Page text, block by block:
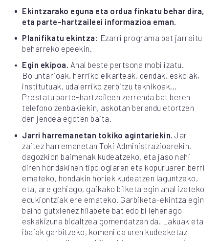
Ekintzarako eguna eta ordua finkatu behar dira,
eta parte-hartzaileei informazioa eman.
Planifikatu ekintza: Ezarri programa bat jarraitu
beharreko epeekin.
Egin ekipoa. Ahal beste pertsona mobilizatu.
Boluntarioak, herriko elkarteak, dendak, eskolak,
institutuak, udalerriko zerbitzu teknikoak...
Prestatu parte-hartzaileen zerrenda bat beren
telefono zenbakiekin, askotan berandu etortzen
den jendea egoten baita.
Jarri harremanetan tokiko agintariekin. Jar
zaitez harremanetan Toki Administrazioarekin,
dagozkion baimenak kudeatzeko, eta jaso nahi
diren hondakinen tipologiaren eta kopuruaren berri
emateko, hondakin horiek kudeatzen laguntzeko,
eta, are gehiago, gaikako bilketa egin ahal izateko
edukiontziak ere emateko. Garbiketa-ekintza egin
baino gutxienez hilabete bat edo bi lehenago
eskakizuna bidaltzea gomendatzen da. Lakuak eta
ibaiak garbitzeko, komeni da uren kudeaketaz